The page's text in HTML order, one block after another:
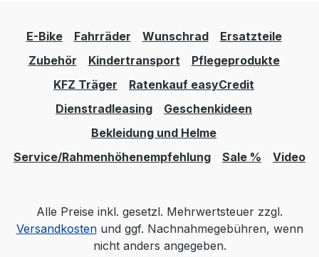
E-Bike Fahrräder Wunschrad
Ersatzteile
Zubehör
Kindertransport
Pflegeprodukte
KFZ Träger
Ratenkauf easyCredit
Dienstradleasing
Geschenkideen
Bekleidung und Helme
Service/Rahmenhöhenempfehlung
Sale % Video
Alle Preise inkl. gesetzl. Mehrwertsteuer zzgl.
Versandkostenund ggf. Nachnahmegebühren, wenn
nicht anders angegeben.